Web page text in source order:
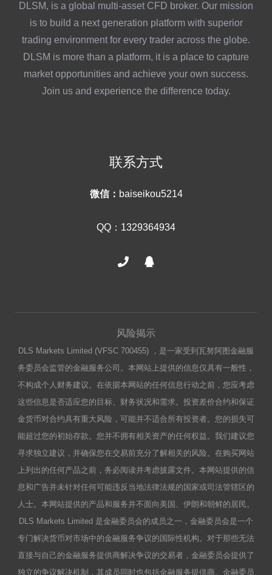
DLSM, is a global multi-asset CFD broker. Our mission
is to build a next generation platform with superior
trading environment for every trader across the globe.
DLSM is more than a platform, it is a place to capture
market opportunities and achieve your own success.
Join us and experience the difference today.
联系方式
微信： baiseikou5214
QQ：1329364934
风险揭示
DLS Markets Limited (VFSC 700455) ，是一家受到瓦努阿图金融服
务委员会监管的金融服务公司。本网站上提供的信息仅具有一般性，
不构成个人财务建议。在依据本网站的任何信息行动之前，您应考虑
这些信息是否适应您的目标、财务状况和需求。投资差价合约和保证
金货币对合约具有重大风险，可能并不适合所有投资者。您的损失可
能超过您的初始存款。您并不拥有相关资产的任何权益。我们建议您
寻求独立建议，并确保您在交易前充分了解相关的风险。在购买网站
上列出的任何产品之前，务必阅读并考虑披露文件。本网站提供的信
息和广告并未针对任何可能违反当地法律法规的国家或司法管辖区的
人士。本网站提供的产品和服务并不面向美国、伊朗和朝鲜的居民。
DLS Markets Limited 是金融委员会的成员之一，金融委员会是一个
专门解决货币对市场中的金融服务争议的国际性机构。对于那些无法
直接与自己的金融服务提供商解决争议的交易者，金融委员会提供了
独立的争议解决机制，其成员同时也包括金融服务提供商。金融委员